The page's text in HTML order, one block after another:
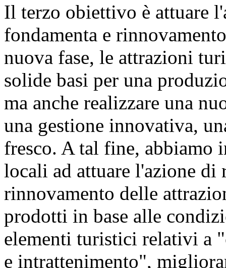
Il terzo obiettivo è attuare
fondamenta e
nuova fase, le attrazioni
solide basi per una
ma anche realizzare una
una gestione innovativa,
fresco. A tal fine, abbiamo
locali ad attuare l'azione di
rinnovamento delle
prodotti in base alle
elementi turistici relativi a
e intrattenimento",